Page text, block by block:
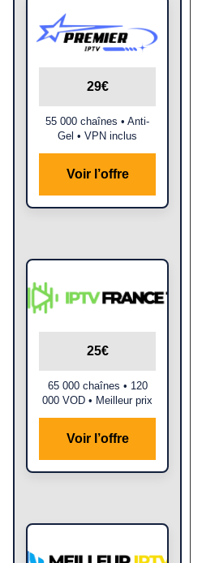
29€
55 000 chaînes • Anti-
Gel • VPN inclus
Voir l’offre
25€
65 000 chaînes • 120
000 VOD • Meilleur prix
Voir l’offre